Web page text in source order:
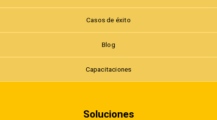
Casos de éxito
Blog
Capacitaciones
Soluciones